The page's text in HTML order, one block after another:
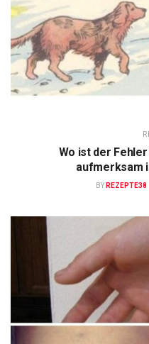
Wo ist der
aufmerksam
BY REZEPTE38